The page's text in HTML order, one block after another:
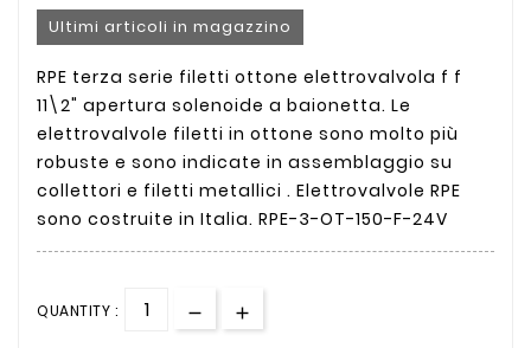
Ultimi articoli in magazzino
RPE terza serie filetti ottone elettrovalvola f f
11\2" apertura solenoide a baionetta. Le
elettrovalvole filetti in ottone sono molto più
robuste e sono indicate in assemblaggio su
collettori e filetti metallici . Elettrovalvole RPE
sono costruite in Italia. RPE-3-OT-150-F-24V
QUANTITY :